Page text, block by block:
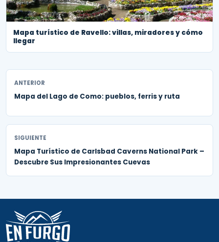
Mapa turístico de Ravello: villas, miradores y cómo
llegar
ANTERIOR
Mapa del Lago de Como: pueblos, ferris y ruta
SIGUIENTE
Mapa Turístico de Carlsbad Caverns National Park –
Descubre Sus Impresionantes Cuevas